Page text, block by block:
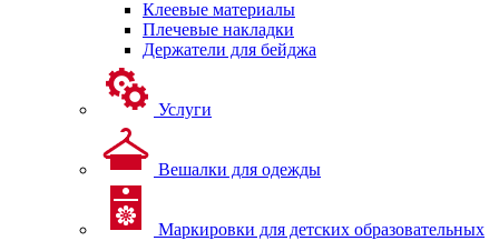
Клеевые материалы
Плечевые накладки
Держатели для бейджа
Услуги
Вешалки для одежды
Маркировки для детских образовательных